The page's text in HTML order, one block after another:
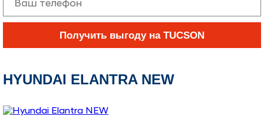
Получить выгоду на TUCSON
HYUNDAI ELANTRA NEW